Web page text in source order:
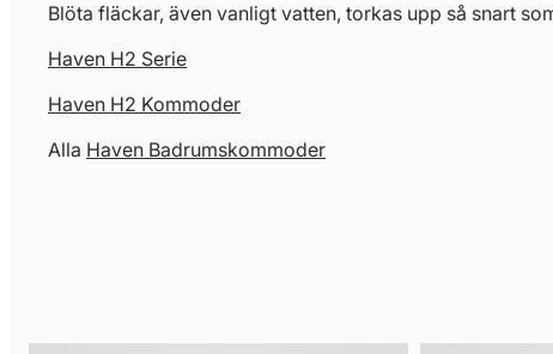
Blöta fläckar, även vanligt vatten, torkas upp så snart
Haven H2 Serie
Haven H2 Kommoder
Alla Haven Badrumskommoder